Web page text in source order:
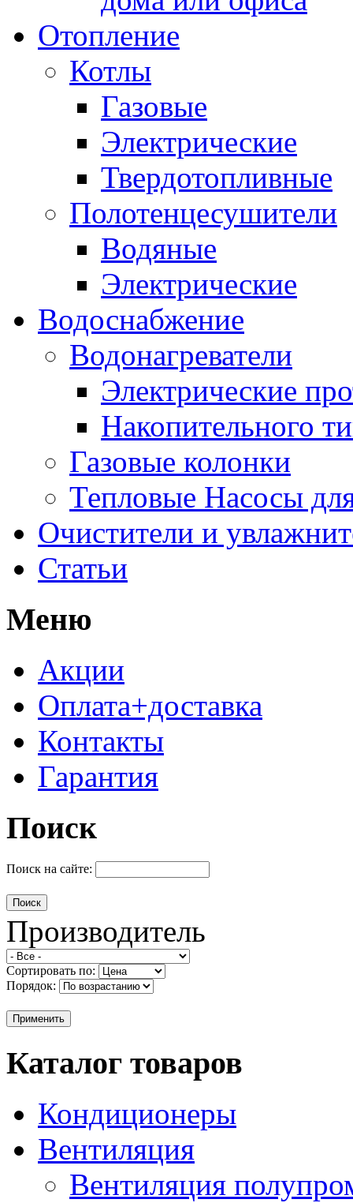
Отопление
Котлы
Газовые
Электрические
Твердотопливные
Полотенцесушители
Водяные
Электрические
Водоснабжение
Водонагреватели
Электрические
Накопительного
Газовые колонки
Тепловые Насосы
Очистители и
Статьи
Меню
Акции
Оплата+доставка
Контакты
Гарантия
Поиск
Поиск на сайте:
Производитель
Сортировать по:
Порядок:
Каталог товаров
Кондиционеры
Вентиляция
Вентиляция